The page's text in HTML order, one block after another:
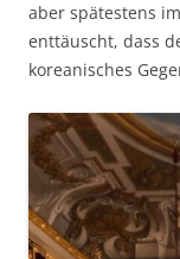
aber spätestens
enttäuscht, dass
koreanisches